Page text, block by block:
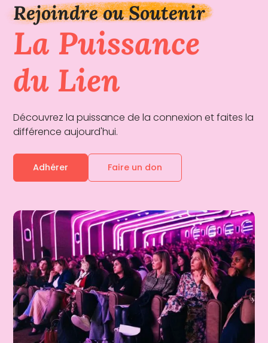
Rejoindre ou Soutenir
La Puissance
du Lien
Découvrez la puissance de la connexion et faites la
différence aujourd'hui.
Adhérer Faire un don